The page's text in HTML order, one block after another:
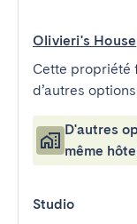
Olivieri's House
Cette propriété
d’autres
D'autres
même
Studio